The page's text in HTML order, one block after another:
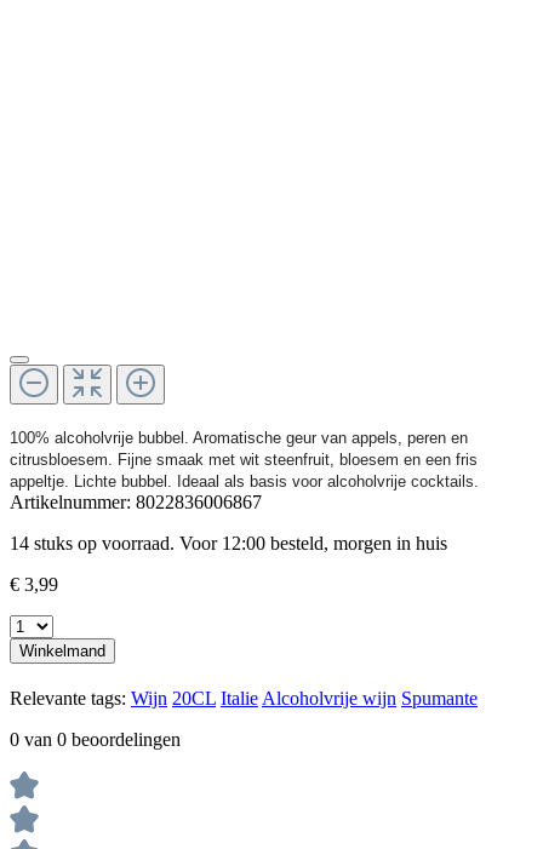
100% alcoholvrije bubbel. Aromatische geur van appels, peren en
citrusbloesem. Fijne smaak met wit steenfruit, bloesem en een fris
appeltje. Lichte bubbel. Ideaal als basis voor alcoholvrije cocktails.
Artikelnummer: 8022836006867
14 stuks op voorraad. Voor 12:00 besteld, morgen in huis
€ 3,99
Winkelmand
Relevante tags: Wijn 20CL Italie Alcoholvrije wijn Spumante
0 van 0 beoordelingen